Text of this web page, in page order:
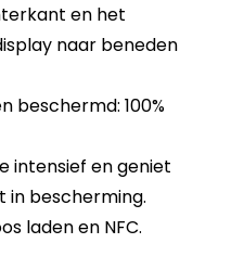
en het
naar beneden
beschermd: 100%
intensief en geniet
in bescherming.
laden en NFC.